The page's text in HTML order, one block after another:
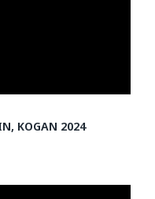
KOGAN 2024